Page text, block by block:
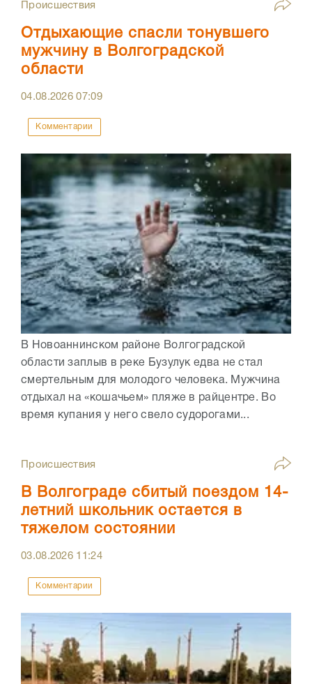
Происшествия
Отдыхающие спасли тонувшего
мужчину в Волгоградской
области
04.08.202607:09
Комментарии
В Новоаннинском районе Волгоградской
области заплыв в реке Бузулук едва не стал
смертельным для молодого человека. Мужчина
отдыхал на «кошачьем» пляже в райцентре. Во
время купания у него свело судорогами...
Происшествия
В Волгограде сбитый поездом 14-
летний школьник остается в
тяжелом состоянии
03.08.2026 11:24
Комментарии